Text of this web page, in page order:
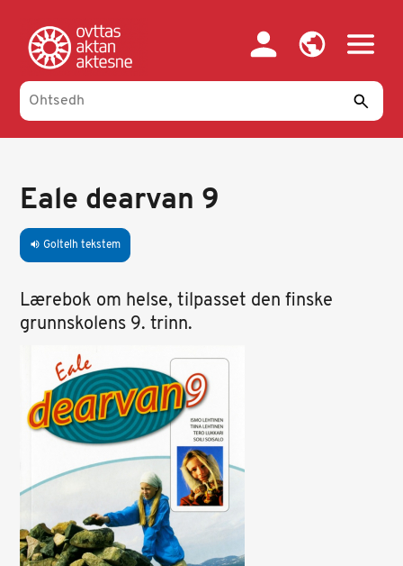
main
content
Eale dearvan 9
volume_up Goltelh tekstem
Lærebok om helse, tilpasset den finske
grunnskolens 9. trinn.